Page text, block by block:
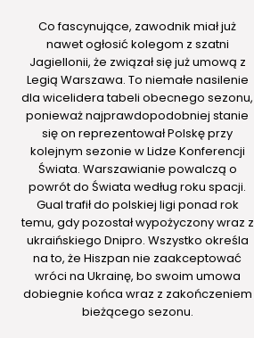
Co fascynujące, zawodnik miał już
nawet ogłosić kolegom z szatni
Jagiellonii, że związał się już umową z
Legią Warszawa. To niemałe nasilenie
dla wicelidera tabeli obecnego sezonu,
ponieważ najprawdopodobniej stanie
się on reprezentował Polskę przy
kolejnym sezonie w Lidze Konferencji
Świata. Warszawianie powalczą o
powrót do Świata według roku spacji.
Gual trafił do polskiej ligi ponad rok
temu, gdy pozostał wypożyczony wraz z
ukraińskiego Dnipro. Wszystko określa
na to, że Hiszpan nie zaakceptować
wróci na Ukrainę, bo swoim umowa
dobiegnie końca wraz z zakończeniem
bieżącego sezonu.